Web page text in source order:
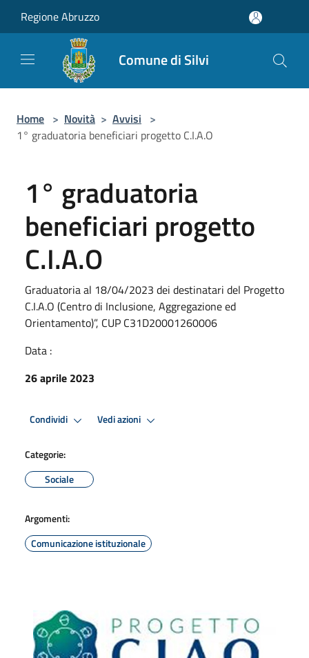
Regione Abruzzo
Comune di Silvi
Home > Novità > Avvisi >
1° graduatoria beneficiari progetto C.I.A.O
1° graduatoria
beneficiari progetto
C.I.A.O
Graduatoria al 18/04/2023 dei destinatari del Progetto
C.I.A.O (Centro di Inclusione, Aggregazione ed
Orientamento)”, CUP C31D20001260006
Data :
26 aprile 2023
Condividi Vedi azioni
Categorie:
Sociale
Argomenti:
Comunicazione istituzionale